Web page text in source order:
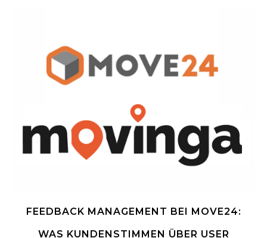
FEEDBACK MANAGEMENT BEI MOVE24:
WAS KUNDENSTIMMEN ÜBER USER